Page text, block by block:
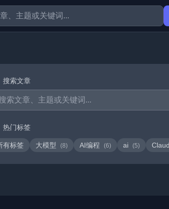
搜索文章
热门标签
有标签 大模型 (8) AI编程 (6) ai (5)